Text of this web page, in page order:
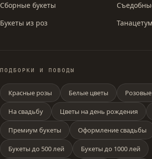
Сборные букеты
Букеты из роз
Танацетум
ПОДБОРКИ И ПОВОДЫ
Красные розы Белые цветы
На свадьбу Цветы на день рождения
Премиум букеты Оформление свадьбы
Букеты до 500 лей Букеты до 1000 лей